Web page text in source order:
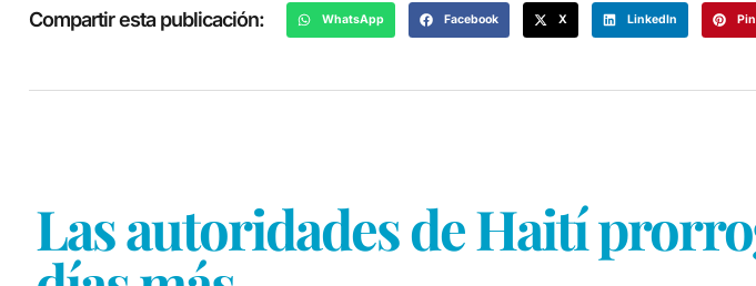
Compartir esta publicación: WhatsApp Facebook X LinkedIn
Las autoridades de Haití